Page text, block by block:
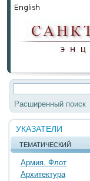
Расширенный поиск
УКАЗАТЕЛИ
ТЕМАТИЧЕСКИЙ
Армия. Флот
Архитектура